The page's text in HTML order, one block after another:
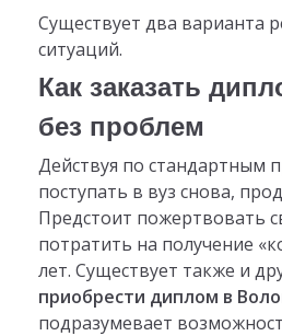
Существует два варианта
ситуаций.
Как заказать
без проблем
Действуя по стандартным
поступать в вуз снова,
Предстоит пожертвовать
потратить на получение
лет. Существует также и
приобрести диплом в
подразумевает